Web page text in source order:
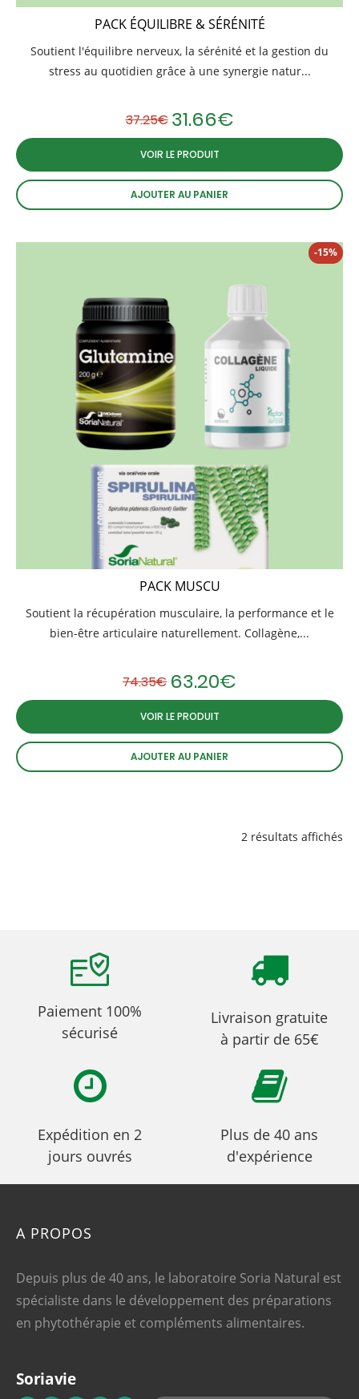
PACK ÉQUILIBRE & SÉRÉNITÉ
Soutient l'équilibre nerveux, la sérénité et la gestion du
stress au quotidien grâce à une synergie natur...
37.25€
Le prix initial était : 37.25€.
31.66€
Le prix actuel est : 31.66€.
VOIR LE PRODUIT
AJOUTER AU PANIER
-15%
PACK MUSCU
Soutient la récupération musculaire, la performance et le
bien-être articulaire naturellement. Collagène,...
74.35€
Le prix initial était : 74.35€.
63.20€
Le prix actuel est : 63.20€.
VOIR LE PRODUIT
AJOUTER AU PANIER
2 résultats affichés
Paiement 100%
sécurisé
Livraison gratuite
à partir de 65€
Expédition en 2
jours ouvrés
Plus de 40 ans
d'expérience
A PROPOS
Depuis plus de 40 ans, le laboratoire Soria Natural est
spécialiste dans le développement des préparations
en phytothérapie et compléments alimentaires.
Soriavie